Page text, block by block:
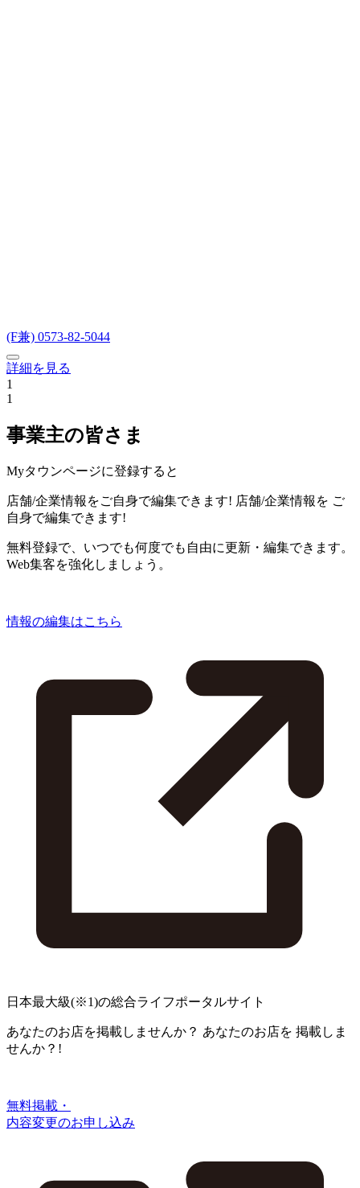
(F兼) 0573-82-5044
詳細を見る
1
1
事業主の皆さま
Myタウンページに登録すると
店舗/企業情報をご自身で編集できます! 店舗/企業情報を ご
自身で編集できます!
無料登録で、いつでも何度でも自由に更新・編集できます。
Web集客を強化しましょう。
情報の編集はこちら
日本最大級(※1)の総合ライフポータルサイト
あなたのお店を掲載しませんか？ あなたのお店を 掲載しま
せんか？!
無料掲載・
内容変更のお申し込み